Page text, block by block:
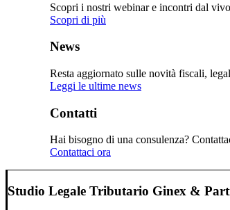
Scopri i nostri webinar e incontri dal
Scopri di più
News
Resta aggiornato sulle novità fiscali,
Leggi le ultime news
Contatti
Hai bisogno di una consulenza?
Contattaci ora
Studio Legale Tributario Ginex &